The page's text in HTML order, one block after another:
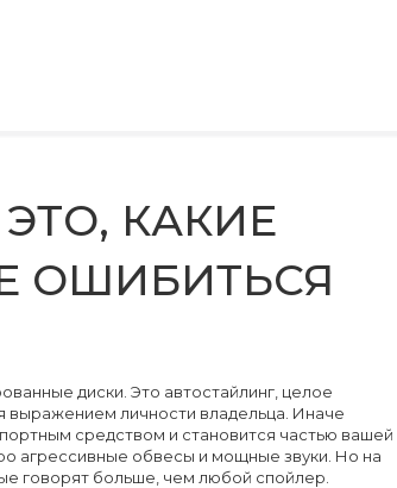
КАКИЕ
ОШИБИТЬСЯ
диски. Это автостайлинг целое
выражением личности владельца . Иначе
средством и становится частью вашей
агрессивные обвесы и мощные звуки. Но на
говорят больше, чем любой спойлер.